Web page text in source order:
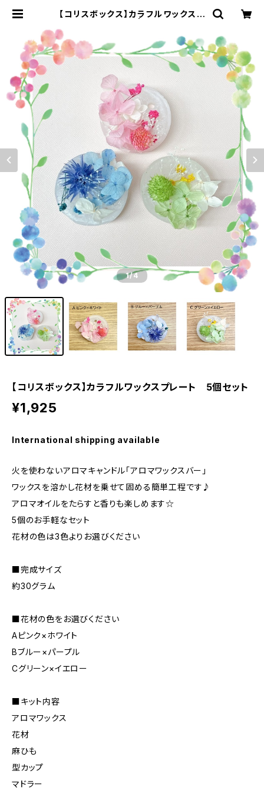
【コリスボックス】カラフルワックスプ
1/4
【コリスボックス】カラフルワックスプレート 5個セット
¥1,925
International shipping available
火を使わないアロマキャンドル「アロマワックスバー」
ワックスを溶かし花材を乗せて固める簡単工程です♪
アロマオイルをたらすと香りも楽しめます☆
5個のお手軽なセット
花材の色は3色よりお選びください
■完成サイズ
約30グラム
■花材の色をお選びください
Aピンク×ホワイト
Bブルー×パープル
Cグリーン×イエロー
■キット内容
アロマワックス
花材
麻ひも
型カップ
マドラー